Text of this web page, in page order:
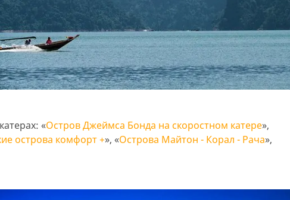
«Остров Джеймса Бонда на скоростном катере»,
острова комфорт +», «Острова Майтон - Корал - Рача»,